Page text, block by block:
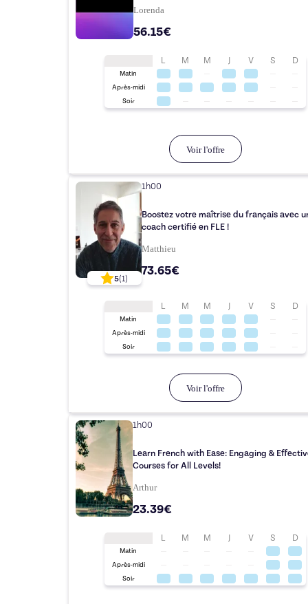
Lorenda
56.15€
L M M J V S D
Matin
Après-midi
Soir
Voir l'offre
5(1)
1h00
Boostez votre maîtrise du français avec
coach certifié en FLE !
Matthieu
73.65€
L M M J V S D
Matin
Après-midi
Soir
Voir l'offre
1h00
Learn French with Ease: Engaging &
Courses for All Levels!
Arthur
23.39€
L M M J V S D
Matin
Après-midi
Soir